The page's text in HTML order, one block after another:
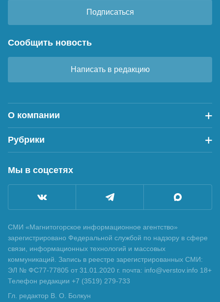
Подписаться
Сообщить новость
Написать в редакцию
О компании
Рубрики
Мы в соцсетях
СМИ «Магнитогорское информационное агентство»
зарегистрировано Федеральной службой по надзору в сфере
связи, информационных технологий и массовых
коммуникаций. Запись в реестре зарегистрированных СМИ:
ЭЛ № ФС77-77805 от 31.01.2020 г. почта: info@verstov.info 18+
Телефон редакции +7 (3519) 279-733
Гл. редактор В. О. Болкун